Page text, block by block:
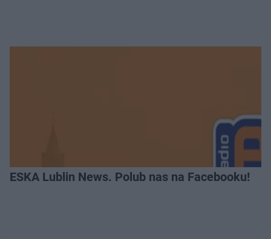
ESKA Lublin News. Polub nas na Facebooku!